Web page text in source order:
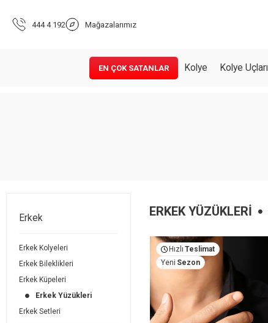
444 4 192 Mağazalarımız
EN ÇOK SATANLAR Kolye Kolye Uçları
Erkek
Erkek Kolyeleri
Erkek Bileklikleri
Erkek Küpeleri
Erkek Yüzükleri
Erkek Setleri
ERKEK YÜZÜKLERI
Hızlı Teslimat
Yeni Sezon